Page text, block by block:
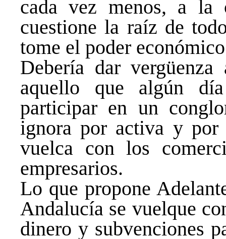
cada vez menos, a la
cuestione la raíz de
tome el poder
Debería dar
aquello que algún
participar en un
ignora por activa y
vuelca con los
empresarios.
Lo que propone
Andalucía se vuelque
dinero y subvenciones